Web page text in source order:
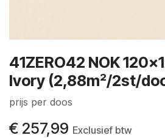
41ZERO42 NOK
Ivory (2,88m²/2st/
prijs per doos
€ 257,99 Exclusief btw